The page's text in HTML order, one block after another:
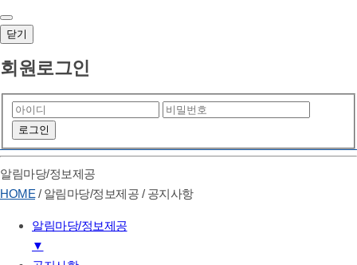
닫기
회원로그인
알림마당/정보제공
HOME / 알림마당/정보제공 / 공지사항
알림마당/정보제공
▼